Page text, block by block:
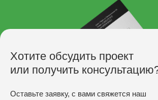
Хотите обсудить проект
или получить
Оставьте заявку, с вами свяжется наш